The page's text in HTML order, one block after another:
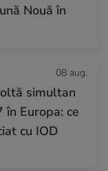
Nouă în
08 aug.
simultan
Europa: ce
cu IOD